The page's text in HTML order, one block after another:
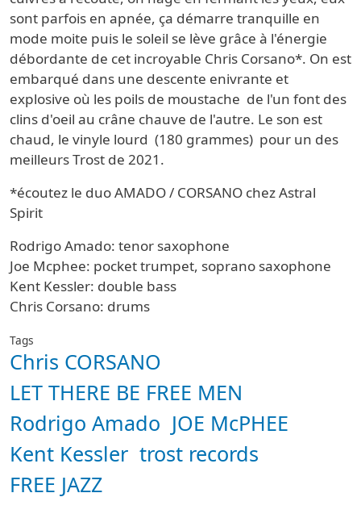
sont parfois en apnée, ça démarre tranquille en
mode moite puis le soleil se lève grâce à l'énergie
débordante de cet incroyable Chris Corsano*. On est
embarqué dans une descente enivrante et
explosive où les poils de moustache de l'un font des
clins d'oeil au crâne chauve de l'autre. Le son est
chaud, le vinyle lourd (180 grammes) pour un des
meilleurs Trost de 2021.
*écoutez le duo AMADO / CORSANO chez Astral
Spirit
Rodrigo Amado: tenor saxophone
Joe Mcphee: pocket trumpet, soprano saxophone
Kent Kessler: double bass
Chris Corsano: drums
Tags
Chris CORSANO
LET THERE BE FREE MEN
Rodrigo Amado JOE McPHEE
Kent Kessler trost records
FREE JAZZ